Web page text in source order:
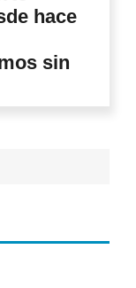
hace
sin